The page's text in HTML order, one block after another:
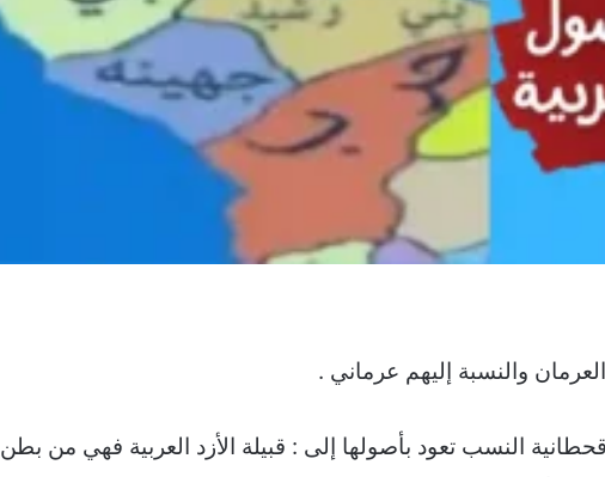
والنسبة إليهم عرماني .
النسب تعود بأصولها إلى : قبيلة الأزد العربية فهي من بطن